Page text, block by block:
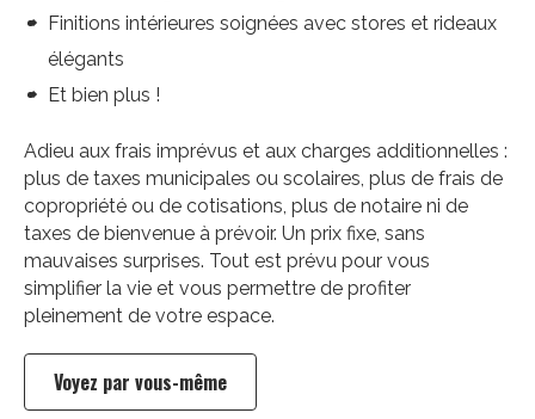
Finitions intérieures soignées avec stores et rideaux
élégants
Et bien plus !
Adieu aux frais imprévus et aux charges additionnelles :
plus de taxes municipales ou scolaires, plus de frais de
copropriété ou de cotisations, plus de notaire ni de
taxes de bienvenue à prévoir. Un prix fixe, sans
mauvaises surprises. Tout est prévu pour vous
simplifier la vie et vous permettre de profiter
pleinement de votre espace.
Voyez par vous-même